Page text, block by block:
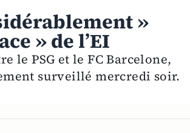
»
» de l’EI
le PSG et le FC Barcelone,
surveillé mercredi soir.